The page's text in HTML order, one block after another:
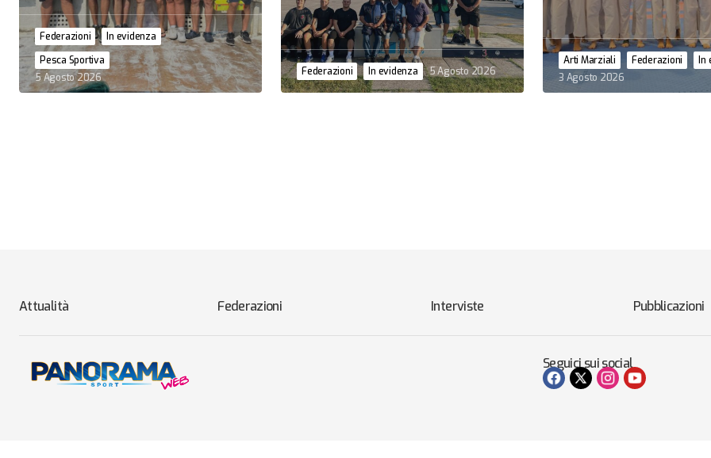
Federazioni
In evidenza
Pesca Sportiva
5 Agosto 2026
Federazioni In evidenza 5 Agosto 2026
Arti Marziali Federazioni
In
3 Agosto 2026
Attualità Federazioni Interviste Pubblicazioni
Seguici sui social